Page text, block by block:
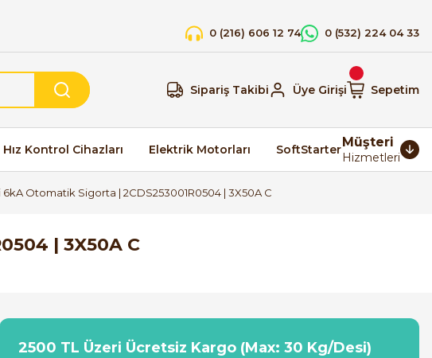
0 (216) 606 12 74 0 (532) 224 04 33
Sipariş Takibi Üye Girişi Sepetim
Hız Kontrol Cihazları Elektrik Motorları SoftStarterMüşteri
Hizmetleri
Otomatik Sigorta | 2CDS253001R0504 | 3X50A C
| 3X50A C
2500 TL Üzeri Ücretsiz Kargo (Max: 30 Kg/Desi)